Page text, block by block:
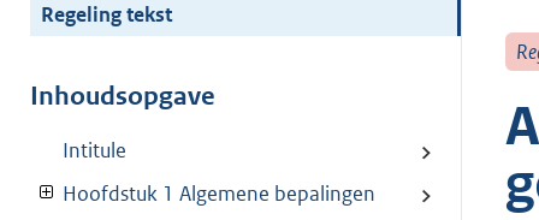
Regeling tekst
Inhoudsopgave
Intitule
Hoofdstuk 1 Algemene bepalingen